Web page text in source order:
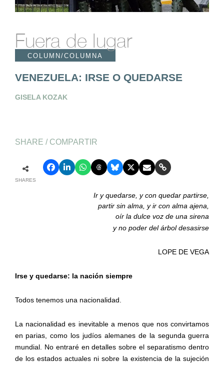
Fuera de lugar
COLUMN/COLUMNA
VENEZUELA: IRSE O QUEDARSE
GISELA KOZAK
SHARE / COMPARTIR
SHARES
Ir y quedarse, y con quedar partirse,
partir sin alma, y ir con alma ajena,
oír la dulce voz de una sirena
y no poder del árbol desasirse
LOPE DE VEGA
Irse y quedarse: la nación siempre
Todos tenemos una nacionalidad.
La nacionalidad es inevitable a menos que nos convirtamos
en parias, como los judíos alemanes de la segunda guerra
mundial. No entraré en detalles sobre el separatismo dentro
de los estados actuales ni sobre la existencia de la sujeción